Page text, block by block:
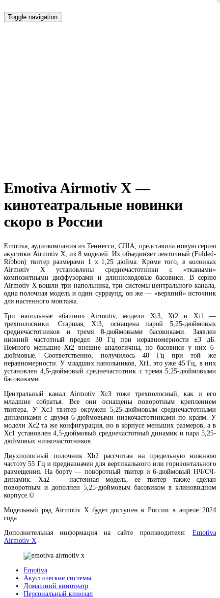
Toggle navigation
Emotiva Airmotiv X —
кинотеатральные новинки
скоро в России
Emotiva, аудиокомпания из Теннесси, США, представила новую серию
акустики Airmotiv X, из 8 моделей. Их объединяет ленточный (Folded-
Ribbon) твитер размерами 1 x 1,25 дюйма. Кроме того, в колонках
Airmotiv X установлены среднечастотники с «ткаными»
композитными диффузорами и длинноходовые басовики. В серию
Airmotiv X вошли три напольника, три системы центрального канала,
одна полочная модель и один сурраунд, он же — «верхний» источник
для настенного монтажа.
Три напольные «башни» Airmotiv, модели Xt3, Xt2 и Xt1 —
трехполосники. Старшая, Xt3, оснащена парой 5,25-дюймовых
среднечастотников и тремя 8-дюймовыми басовиками. Заявлен
нижний частотный предел 30 Гц при неравномерности ±3 дБ.
Немного меньшие Xt2 внешне аналогичны, но басовики у них 6-
дюймовые. Соответственно, получилось 40 Гц при той же
неравномерности. У младших напольников, Xt1, это уже 45 Гц, в них
установлен 4,5-дюймовый среднечастотник с тремя 5,25-дюймовыми
басовиками.
Центральный канал Airmotiv Xc3 тоже трехполосный, как и его
младшие собратья. Все они оснащены поворотным креплением
твитера. У Xc3 твитер окружен 5,25-дюймовым среднечастотными
динамиками с двумя 6-дюймовыми низкочастотниками по краям. У
модели Xc2 та же конфигурация, но в корпусе меньших размеров, а в
Xc1 установлен 4,5-дюймовый среднечастотный динамик и пара 5,25-
дюймовых низкочастотников.
Двухполосный полочник Xb2 рассчитан на предельную нижнюю
частоту 55 Гц и предназначен для вертикального или горизонтального
размещения. На борту — поворотный твитер и 6-дюймовый НЧ/СЧ-
динамик. Xa2 — настенная модель, ее твитер также сделан
поворотным и дополнен 5,25-дюймовым басовиком в клиновидном
корпусе.©️
Модельный ряд Airmotiv X будет доступен в России в апреле 2024
года.
Дополнительная информация на сайте производителя: Emotiva
Airmotiv X
Emotiva
Акустические системы
Домашний кинотеатр
Персональный кинозал